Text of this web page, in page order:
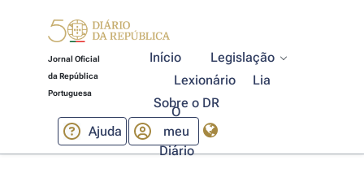
Jornal Oficial
da República
Portuguesa
Início
Legislação
Lexionário
Lia
Sobre o DR
Ajuda
O
meu
Diário